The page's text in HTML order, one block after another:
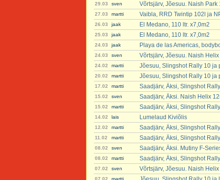
29.03 sven Võrtsjärv, Jõesuu. Naish Park
27.03 martti Vaibla, RRD Twintip 102l ja
26.03 jaak El Medano, 110 ltr. x7,0m2
25.03 jaak El Medano, 110 ltr. x7,0m2
24.03 jaak Playa de las Americas,
24.03 sven Võrtsjärv, Jõesuu. Naish
24.02 martti Jõesuu, Slingshot Rally 10 ja
20.02 martti Jõesuu, Slingshot Rally 10 ja
17.02 martti Saadjärv, Äksi, Slingshot
15.02 sven Saadjärv, Äksi. Naish Helix
15.02 martti Saadjärv, Äksi, Slingshot
14.02 lais Lumelaud Kiviõlis
12.02 martti Saadjärv, Äksi, Slingshot
11.02 martti Saadjärv, Äksi, Slingshot
08.02 sven Saadjärv, Äksi. Mutiny F-
08.02 martti Saadjärv, Äksi, Slingshot
07.02 sven Võrtsjärv, Jõesuu. Naish
07.02 martti